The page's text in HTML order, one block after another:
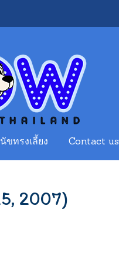
ขทรงเลี้ยง Contact us
2007)